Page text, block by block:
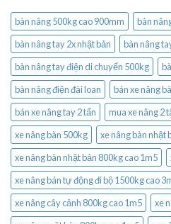
bàn nâng 500kg cao 900mm bàn
bàn nâng tay 2x nhật bản
bàn nâng
bàn nâng tay điện di chuyển 500kg
bàn nâng điện đài loan
bán xe nâng
bán xe nâng tay 2 tấn
mua xe nâng 2
xe nâng bàn 500kg
xe nâng bàn nhật
xe nâng bàn nhật bản 800kg cao 1m5
xe nâng bán tự động đi bộ 1500kg cao
xe nâng cây cảnh 800kg cao 1m5
xe